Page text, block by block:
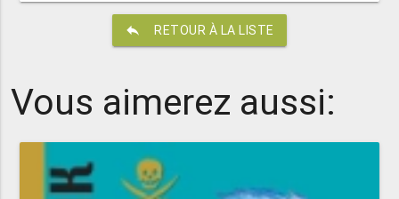
reply RETOUR À LA LISTE
Vous aimerez aussi: